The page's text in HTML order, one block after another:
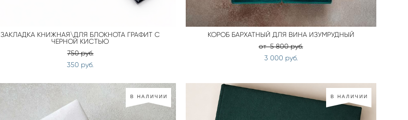
ЗАКЛАДКА КНИЖНАЯ\ДЛЯ БЛОКНОТА ГРАФИТ С
ЧЕРНОЙ КИСТЬЮ
750 pуб.
350 pуб.
КОРОБ БАРХАТНЫЙ ДЛЯ ВИНА ИЗУМРУДНЫЙ
от 5 800 pуб.
3 000 pуб.
В НАЛИЧИИ В НАЛИЧИИ